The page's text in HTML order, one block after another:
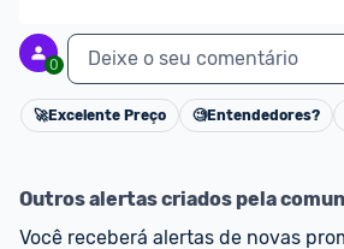
0 Deixe o seu comentário
🚀Excelente Preço 🧐Entendedores?
Outros alertas criados pela
Você receberá alertas de novas